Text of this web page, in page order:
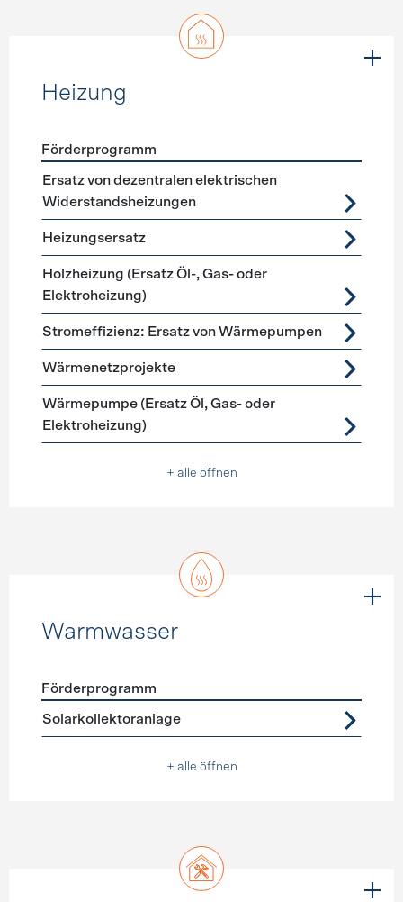
Heizung
Förderprogramme Heizung
Förderprogramm
Ersatz von dezentralen elektrischen
Widerstandsheizungen
Heizungsersatz
Holzheizung (Ersatz Öl-, Gas- oder
Elektroheizung)
Stromeffizienz: Ersatz von Wärmepumpen
Wärmenetzprojekte
Wärmepumpe (Ersatz Öl, Gas- oder
Elektroheizung)
+ alle öffnen
Warmwasser
Förderprogramme
Förderprogramm
Solarkollektoranlage
+ alle öffnen